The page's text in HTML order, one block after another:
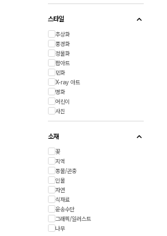
스타일
추상화
풍경화
정물화
팝아트
민화
X-ray 아트
명화
어린이
사진
소재
꽃
지역
동물/곤충
인물
자연
식재료
운송수단
그래픽/일러스트
나무